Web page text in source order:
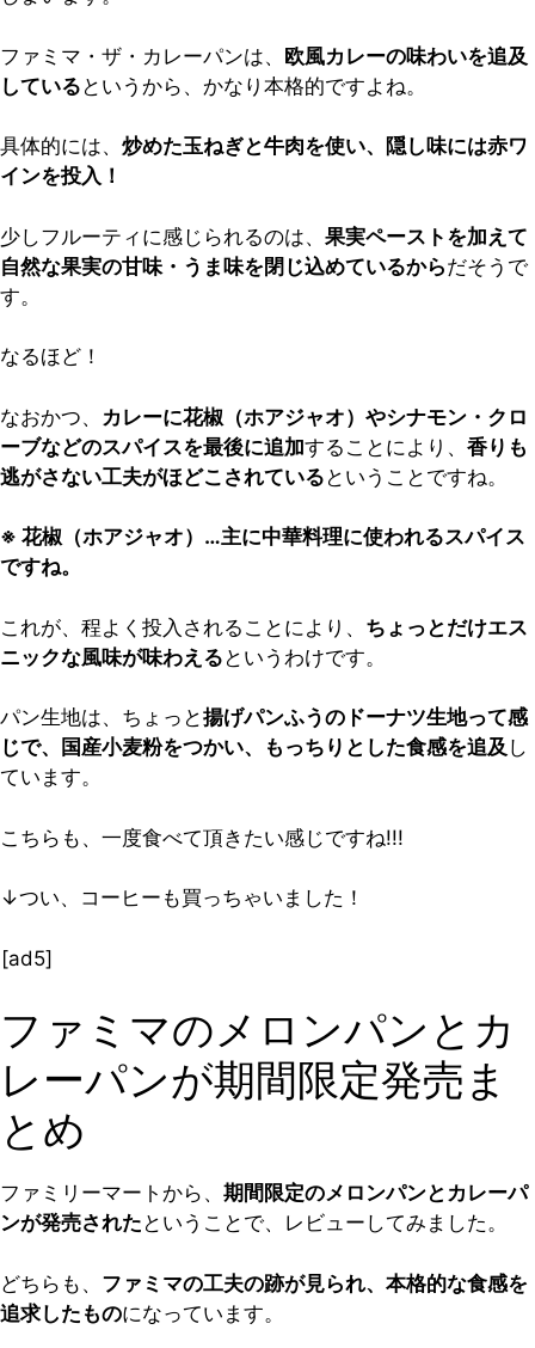
ファミマ・ザ・カレーパンは、 欧風カレーの味わいを追及
している というから、かなり本格的ですよね。
具体的には、 炒めた玉ねぎと牛肉を使い、隠し味には赤ワ
インを投入！
少しフルーティに感じられるのは、 果実ペーストを加えて
自然な果実の甘味・うま味を閉じ込めているからだそうで
す。
なるほど！
なおかつ、 カレーに花椒（ホアジャオ）やシナモン・クロ
ーブなどのスパイスを最後に追加することにより、 香りも
逃がさない工夫がほどこされている ということですね。
※ 花椒（ホアジャオ）…主に中華料理に使われるスパイス
ですね。
これが、程よく投入されることにより、 ちょっとだけエス
ニックな風味が味わえる というわけです。
パン生地は、ちょっと揚げパンふうのドーナツ生地って感
じで、国産小麦粉をつかい、もっちりとした食感を追及 し
ています。
こちらも、一度食べて頂きたい感じですね!!!
↓つい、コーヒーも買っちゃいました！
[ad5]
ファミマのメロンパンとカ
レーパンが期間限定発売ま
とめ
ファミリーマートから、 期間限定のメロンパンとカレーパ
ンが発売された ということで、レビューしてみました。
どちらも、 ファミマの工夫の跡が見られ、本格的な食感を
追求したものになっています。